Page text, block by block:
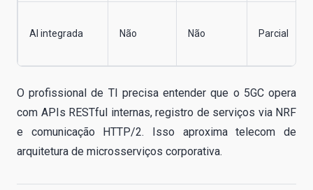
AI integrada Não Não Parcial
O profissional de TI precisa entender que o 5GC opera
com APIs RESTful internas, registro de serviços via NRF
e comunicação HTTP/2. Isso aproxima telecom de
arquitetura de microsserviços corporativa.